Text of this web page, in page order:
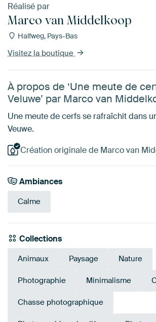
Réalisé par
Marco van Middelkoop
Halfweg, Pays-Bas
Visitez la boutique
À propos de ‘Une meute de
Veluwe’ par Marco van
Une meute de cerfs se rafraîchit dans
Veuwe.
Création originale de Marco van
Ambiances
Calme
Collections
Animaux Paysage Nature
Photographie Minimalisme
Chasse photographique